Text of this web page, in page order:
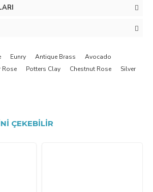
Eunry Antique Brass
Avocado
Rose Potters Clay Chestnut Rose
Silver
ÇEKEBILIR